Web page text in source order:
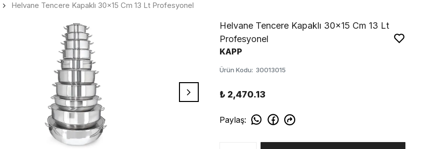
Helvane Tencere Kapaklı 30x15 Cm 13 Lt Profesyonel
Helvane Tencere Kapaklı 30x15 Cm 13 Lt
Profesyonel
KAPP
Ürün Kodu: 30013015
₺ 2,470.13
Paylaş: